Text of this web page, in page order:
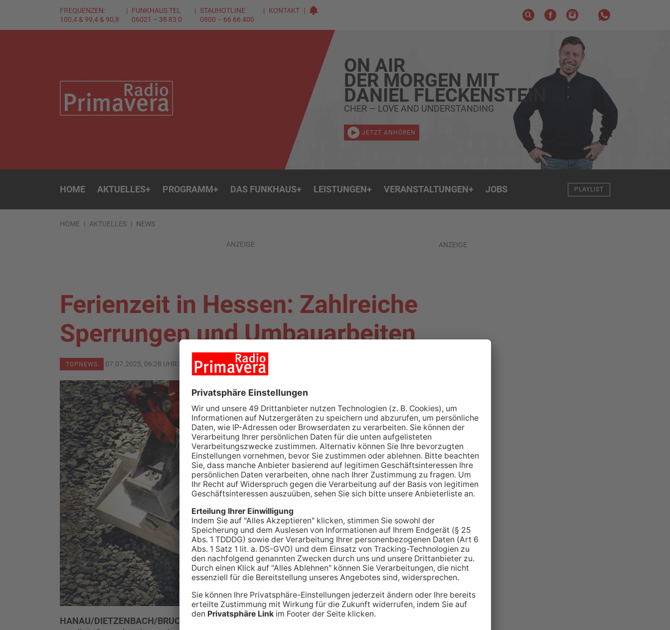
FREQUENZEN:
100,4 & 99,4 & 90,8
FUNKHAUS TEL
06021 – 38 83 0
STAUHOTLINE
0800 – 66 66 400
KONTAKT
ON AIR
DER MORGEN MIT
DANIEL FLECKENSTEIN
CHER — LOVE AND UNDERSTANDING
JETZT ANHÖREN
HOME AKTUELLES+ PROGRAMM+ DAS FUNKHAUS+ LEISTUNGEN+ VERANSTALTUNGEN+ JOBS PLAYLIST
HOME AKTUELLES NEWS
ANZEIGE
Ferienzeit in Hessen: Zahlreiche
Sperrungen und Umbauarbeiten
TOPNEWS 07.07.2025, 06:28 UHR IN PRIMAVERALAND
HANAU/DIETZENBACH/BRUCHKÖBEL.
Die Sommerzeit im Primaveraland wird genutzt,
ANZEIGE